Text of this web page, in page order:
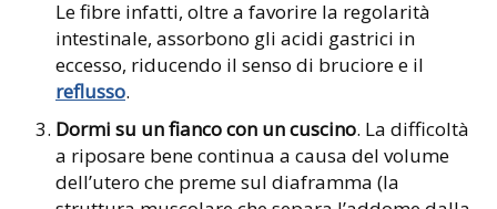
Le fibre infatti, oltre a favorire la regolarità
intestinale, assorbono gli acidi gastrici in
eccesso, riducendo il senso di bruciore e il
reflusso.
Dormi su un fianco con un cuscino. La difficoltà
a riposare bene continua a causa del volume
dell’utero che preme sul diaframma (la